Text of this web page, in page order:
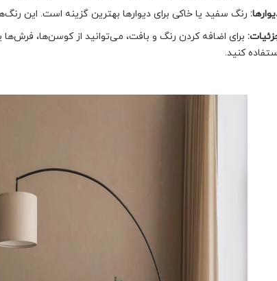
رنگ سفید یا خاکی برای دیوارها بهترین گزینه است. این
برای اضافه کردن رنگ و بافت، می‌توانید از کوسن‌ها،
کنید.